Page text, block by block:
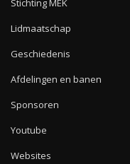
Stichting MEK
Lidmaatschap
Geschiedenis
Afdelingen en banen
Sponsoren
Youtube
Websites